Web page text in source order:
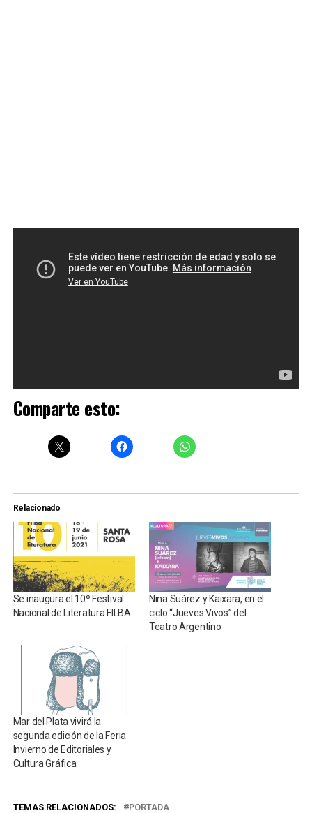
Comparte esto:
Relacionado
Se inaugura el 10º Festival
Nacional de Literatura FILBA
Nina Suárez y Kaixara, en el
ciclo “Jueves Vivos” del
Teatro Argentino
Mar del Plata vivirá la
segunda edición de la Feria
Invierno de Editoriales y
Cultura Gráfica
TEMAS RELACIONADOS: PORTADA